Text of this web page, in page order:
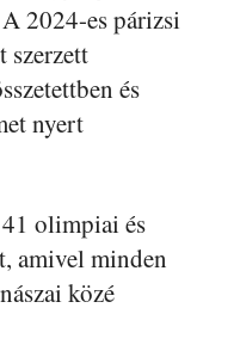
2024-es párizsi
szerzett
és
nyert
41 olimpiai és
amivel minden
közé